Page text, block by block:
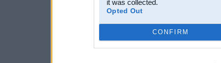
it was collected.
Opted Out
CONFIRM